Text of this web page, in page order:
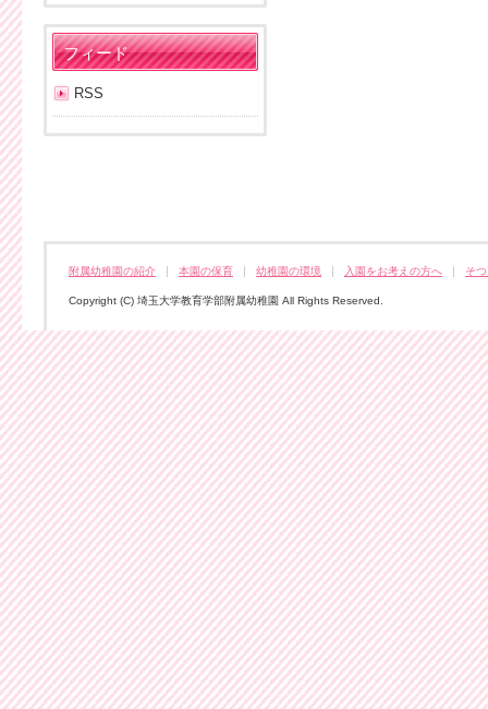
フィード
RSS
附属幼稚園の紹介 本園の保育 幼稚園の環境 入園をお考えの方へ そ
Copyright (C) 埼玉大学教育学部附属幼稚園 All Rights Reserved.